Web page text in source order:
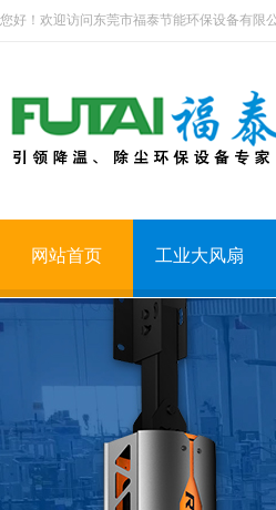
您好！欢迎访问东莞市福泰节能环保设备有限
网站首页 工业大风扇